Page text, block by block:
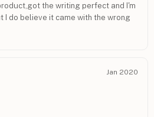
the writing perfect and I'm
I do believe it came with the wrong
Jan 2020